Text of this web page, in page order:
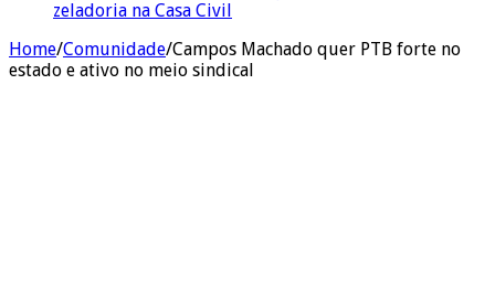
zeladoria na Casa Civil
Home/Comunidade/Campos Machado quer PTB forte no
estado e ativo no meio sindical